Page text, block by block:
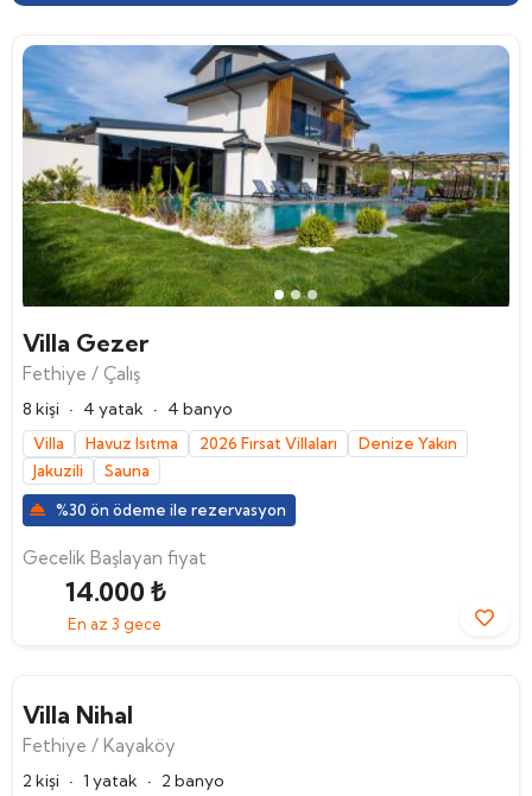
Villa Gezer
Fethiye / Çalış
8 kişi · 4 yatak · 4 banyo
Villa Havuz Isıtma 2026 Fırsat Villaları
Denize Yakın
Jakuzili
Sauna
%30 ön ödeme ile rezervasyon
Gecelik Başlayan fiyat
14.000 ₺
En az 3 gece
Villa Nihal
Fethiye / Kayaköy
2 kişi · 1 yatak · 2 banyo